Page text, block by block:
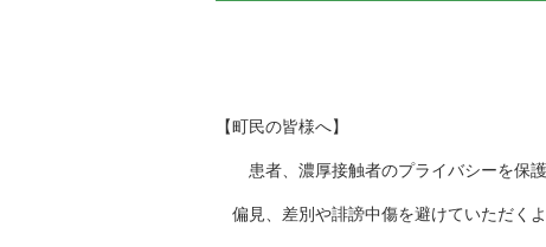
【町民の皆様へ】
患者、濃厚接触者のプライバシーを保護
偏見、差別や誹謗中傷を避けていただく